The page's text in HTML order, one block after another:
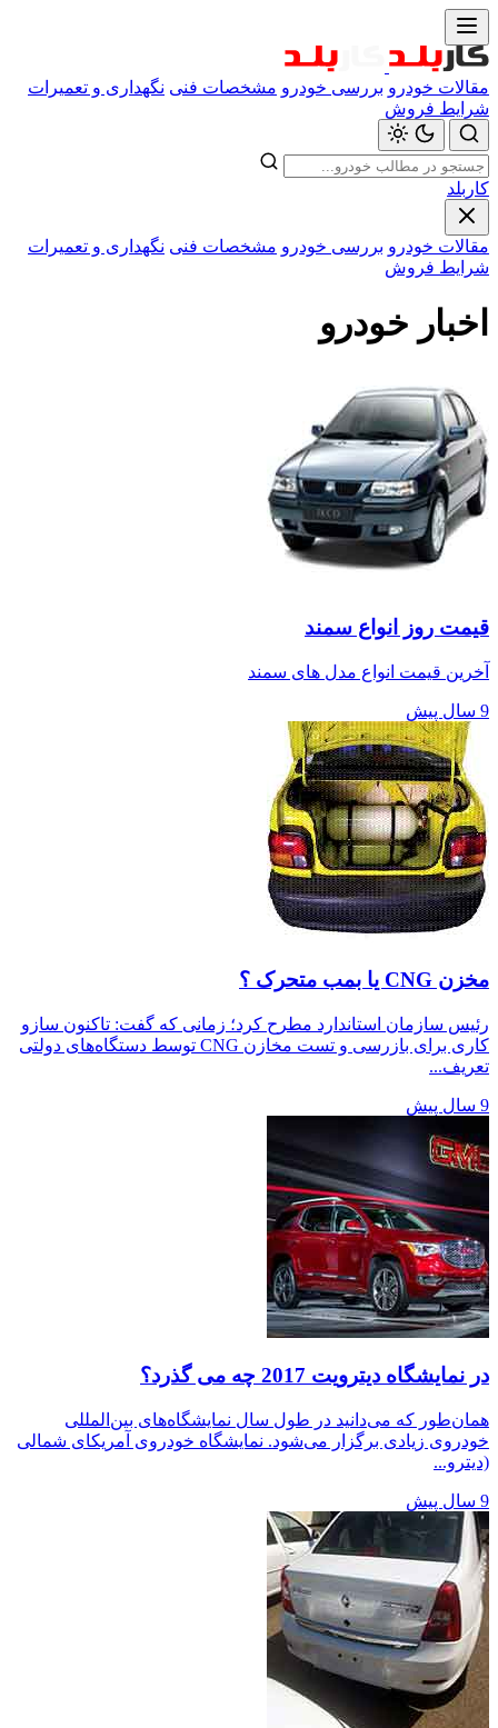
مقالات خودرو بررسی خودرو مشخصات فنی نگهداری و تعمیرات
شرایط فروش
کاربلد
مقالات خودرو بررسی خودرو مشخصات فنی نگهداری و تعمیرات
شرایط فروش
اخبار خودرو
قیمت روز انواع سمند
آخرین قیمت انواع مدل های سمند
9 سال پیش
مخزن CNG یا بمب متحرک ؟
رئیس سازمان استاندارد مطرح کرد؛ زمانی که گفت: تاکنون ‌سازو
کاری برای بازرسی و تست مخازن CNG توسط دستگاه‌های دولتی
تعریف...
9 سال پیش
در نمایشگاه دیترویت 2017 چه می گذرد؟
همان‌طور که می‌دانید در طول سال نمایشگاه‌های بین‌المللی
خودروی زیادی برگزار می‌شود. نمایشگاه خودروی آمریکای شمالی
(دیترو...
9 سال پیش